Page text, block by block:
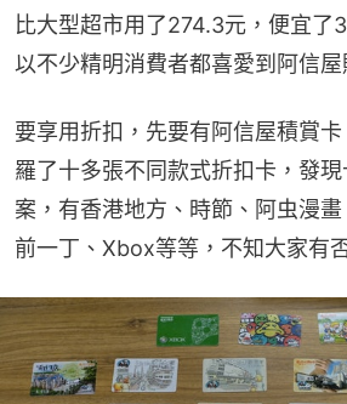
比大型超市用了274.3元，便宜了
以不少精明消費者都喜愛到阿信屋
要享用折扣，先要有阿信屋積賞
羅了十多張不同款式折扣卡，發
案，有香港地方、時節、阿虫漫
前一丁、Xbox等等，不知大家有